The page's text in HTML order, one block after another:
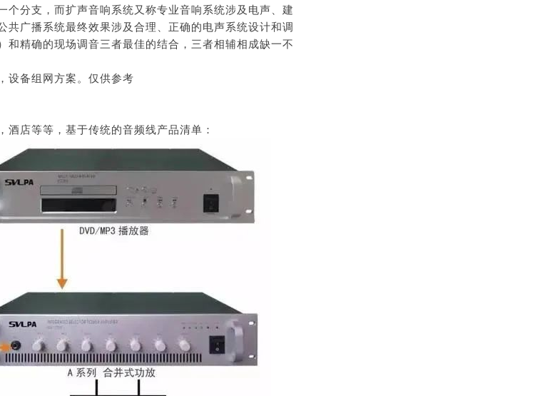
个分支，而扩声音响系统又称专业音响系统涉及电声、建
共广播系统最终效果涉及合理、正确的电声系统设计和调
和精确的现场调音三者最佳的结合，三者相辅相成缺一不
设备组网方案。仅供参考
店等等，基于传统的音频线产品清单：